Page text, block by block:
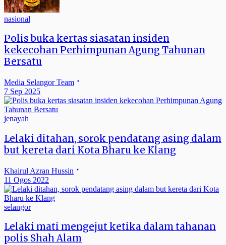
nasional
Polis buka kertas siasatan insiden
kekecohan Perhimpunan Agung Tahunan
Bersatu
Media Selangor Team
7 Sep 2025
jenayah
Lelaki ditahan, sorok pendatang asing dalam
but kereta dari Kota Bharu ke Klang
Khairul Azran Hussin
11 Ogos 2022
selangor
Lelaki mati mengejut ketika dalam tahanan
polis Shah Alam